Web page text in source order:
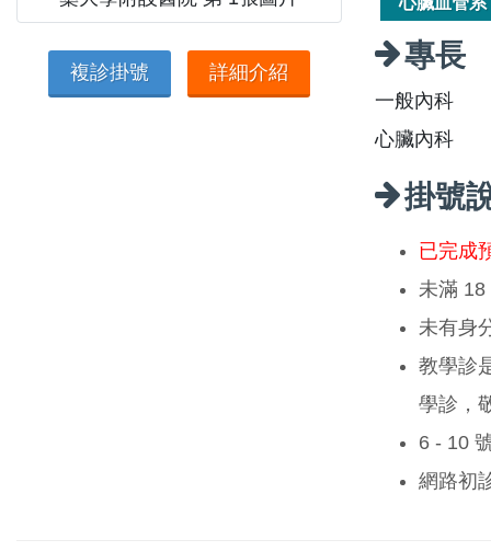
複診掛號 詳細介紹 專長
一般內科
心臟內科
掛號
已完成
未滿 18
未有身
教學診
學診，
6 - 10
網路初